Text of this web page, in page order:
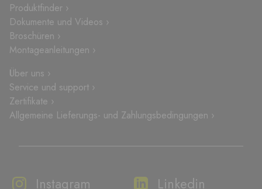
Produktfinder ›
Dokumente und Videos ›
Broschüren ›
Montageanleitungen ›
Über uns ›
Service und support ›
Zertifikate ›
Allgemeine Lieferungs- und Zahlungsbedingungen ›
Instagram Linkedin